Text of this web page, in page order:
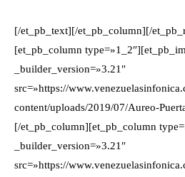
[/et_pb_text][/et_pb_column][/
[et_pb_column
_builder_version=»3.21″
src=»https://
content/uploads/2019/07/Aureo-
[/et_pb_column][et_pb_column
_builder_version=»3.21″
src=»https://